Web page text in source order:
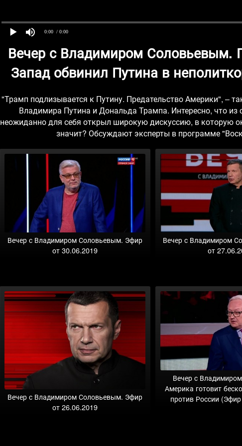
0:00 / 0:00
Вечер с Владимиром Соловьевым.
Запад обвинил Путина в
"Трамп подлизывается к Путину. Предательство Америки", –
Владимира Путина и Дональда Трампа. Интересно, что
неожиданно для себя открыл широкую дискуссию, в которую
значит? Обсуждают эксперты в программе
Вечер с Владимиром Соловьевым. Эфир
от 30.06.2019
Вечер с Владимиром
от
Вечер с Владимиром Соловьевым. Эфир
от 26.06.2019
Вечер с
Америка готовит
против России